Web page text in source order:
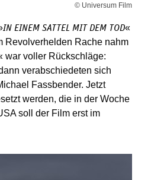
© Universum Film
IN EINEM SATTEL MIT DEM TOD«
Revolverhelden Rache nahm
war voller Rückschläge:
verabschiedeten sich
Fassbender. Jetzt
werden, die in der Woche
soll der Film erst im